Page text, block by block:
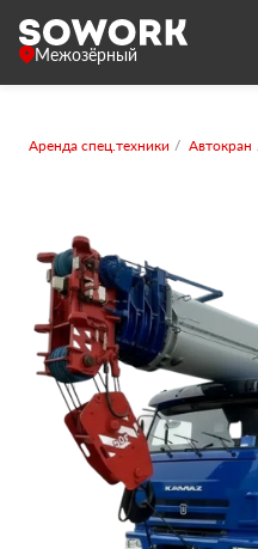
Межозёрный
Аренда спец.техники Автокран